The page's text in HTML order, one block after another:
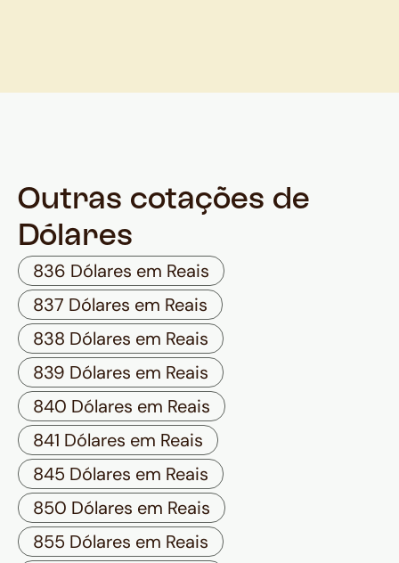
Outras cotações de
Dólares
836 Dólares em Reais
837 Dólares em Reais
838 Dólares em Reais
839 Dólares em Reais
840 Dólares em Reais
841 Dólares em Reais
845 Dólares em Reais
850 Dólares em Reais
855 Dólares em Reais